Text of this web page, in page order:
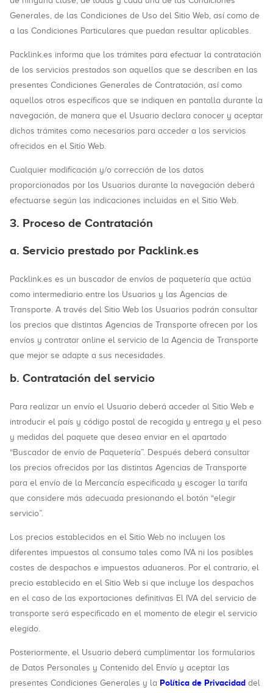
Generales, de las Condiciones de Uso del Sitio Web, así como de
a las Condiciones Particulares que puedan resultar aplicables.
Packlink.es informa que los trámites para efectuar la contratación
de los servicios prestados son aquellos que se describen en las
presentes Condiciones Generales de Contratación, así como
aquellos otros específicos que se indiquen en pantalla durante la
navegación, de manera que el Usuario declara conocer y aceptar
dichos trámites como necesarios para acceder a los servicios
ofrecidos en el Sitio Web.
Cualquier modificación y/o corrección de los datos
proporcionados por los Usuarios durante la navegación deberá
efectuarse según las indicaciones incluidas en el Sitio Web.
3. Proceso de Contratación
a. Servicio prestado por Packlink.es
Packlink.es es un buscador de envíos de paquetería que actúa
como intermediario entre los Usuarios y las Agencias de
Transporte. A través del Sitio Web los Usuarios podrán consultar
los precios que distintas Agencias de Transporte ofrecen por los
envíos y contratar online el servicio de la Agencia de Transporte
que mejor se adapte a sus necesidades.
b. Contratación del servicio
Para realizar un envío el Usuario deberá acceder al Sitio Web e
introducir el país y código postal de recogida y entrega y el peso
y medidas del paquete que desea enviar en el apartado
“Buscador de envío de Paquetería”. Después deberá consultar
los precios ofrecidos por las distintas Agencias de Transporte
para el envío de la Mercancía especificada y escoger la tarifa
que considere más adecuada presionando el botón “elegir
servicio”.
Los precios establecidos en el Sitio Web no incluyen los
diferentes impuestos al consumo tales como IVA ni los posibles
costes de despachos e impuestos aduaneros. Por el contrario, el
precio establecido en el Sitio Web si que incluye los despachos
en el caso de las exportaciones definitivas El IVA del servicio de
transporte será especificado en el momento de elegir el servicio
elegido.
Posteriormente, el Usuario deberá cumplimentar los formularios
de Datos Personales y Contenido del Envío y aceptar las
presentes Condiciones Generales y la Política de Privacidad del